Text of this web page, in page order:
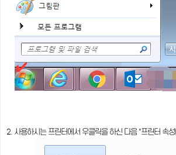
2. 사용하시는 프린터에서 우클릭을 하신 다음 "프린터 속